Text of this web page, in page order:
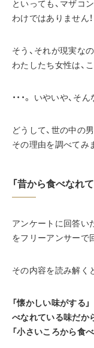
といっても、マザコ
わけではありません！
そう、それが現実なの
わたしたち女性は、こ
・・・。 いやいや、そ
どうして、世の中の
その理由を調べてみ
「昔から食べなれ
アンケートに回答い
をフリーアンサーで
その内容を読み解く
「懐かしい味がする」
べなれている味だか
「小さいころから食